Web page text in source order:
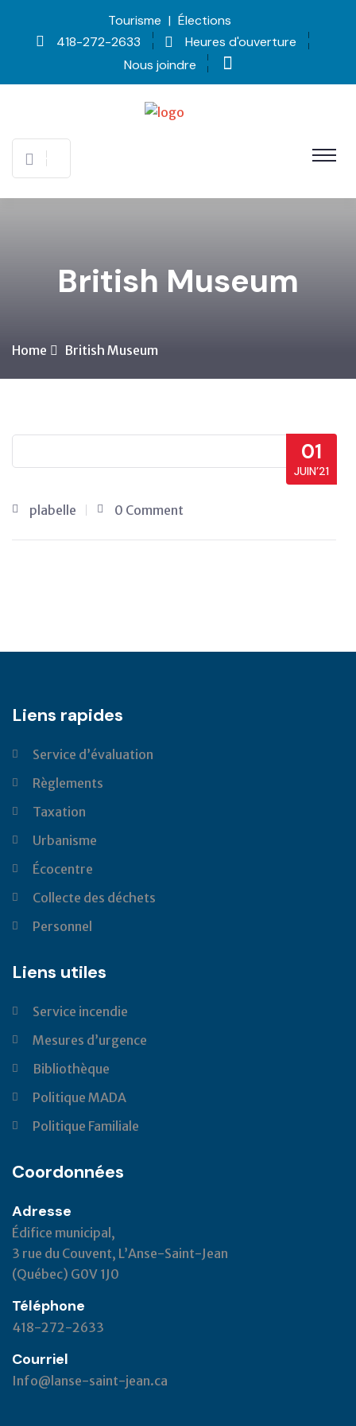
Tourisme | Élections
418-272-2633
Heures d'ouverture
Nous joindre
British Museum
Home British Museum
01
JUIN’21
plabelle 0 Comment
Liens rapides
Service d’évaluation
Règlements
Taxation
Urbanisme
Écocentre
Collecte des déchets
Personnel
Liens utiles
Service incendie
Mesures d’urgence
Bibliothèque
Politique MADA
Politique Familiale
Coordonnées
Adresse
Édifice municipal,
3 rue du Couvent, L’Anse-Saint-Jean
(Québec) G0V 1J0
Téléphone
418-272-2633
Courriel
Info@lanse-saint-jean.ca